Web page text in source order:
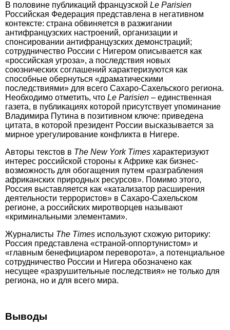
В половине публикаций французской Le Parisien
Российская Федерация представлена в негативном
контексте: страна обвиняется в разжигании
антифранцузских настроений, организации и
спонсировании антифранцузских демонстраций;
сотрудничество России с Нигером описывается как
«российская угроза», а последствия новых
союзнических соглашений характеризуются как
способные обернуться «драматическими
последствиями» для всего Сахаро-Сахельского региона.
Необходимо отметить, что Le Parisien – единственная
газета, в публикациях которой присутствует упоминание
Владимира Путина в позитивном ключе: приведена
цитата, в которой президент России высказывается за
мирное урегулирование конфликта в Нигере.
Авторы текстов в The New York Times характеризуют
интерес российской стороны к Африке как бизнес-
возможность для обогащения путем «разграбления
африканских природных ресурсов». Помимо этого,
Россия выставляется как «катализатор расширения
деятельности террористов» в Сахаро-Сахельском
регионе, а российских миротворцев называют
«криминальными элементами».
Журналисты The Times используют схожую риторику:
Россия представлена «страной-оппортунистом» и
«главным бенефициаром переворота», а потенциальное
сотрудничество России и Нигера обозначено как
несущее «разрушительные последствия» не только для
региона, но и для всего мира.
Выводы